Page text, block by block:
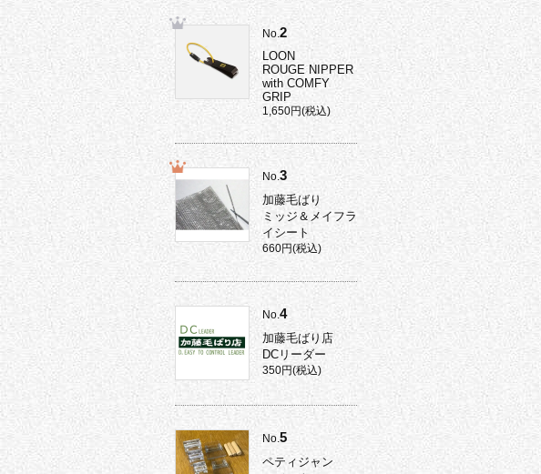
No. 2
LOON
ROUGE NIPPER
with COMFY
GRIP
1,650円(税込)
No.3
加藤毛ばり
ミッジ＆メイフラ
イシート
660円(税込)
No.4
加藤毛ばり店
DCリーダー
350円(税込)
No.5
ペティジャン